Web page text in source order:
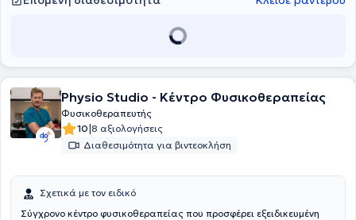
Physio Studio - Κέντρο Φυσικοθεραπείας
Φυσικοθεραπευτής
10|8 αξιολογήσεις
Διαθεσιμότητα για βιντεοκλήση
Σχετικά με τον ειδικό
Σύγχρονο κέντρο φυσικοθεραπείας που προσφέρει εξειδικευμένη